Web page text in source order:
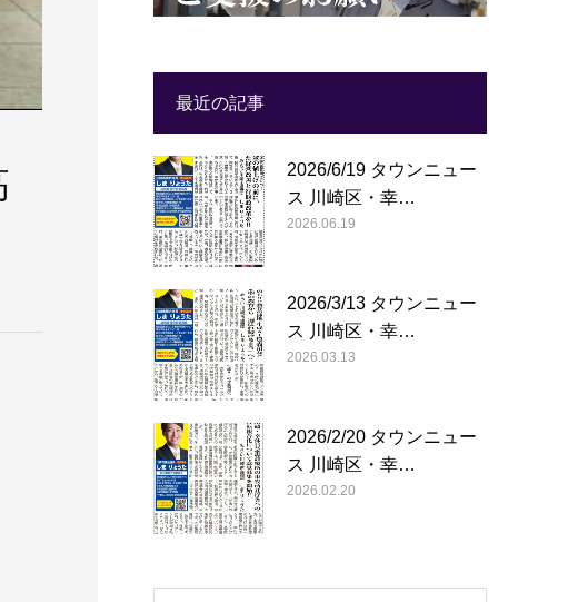
最近の記事
2026/6/19 タウンニュー
ス 川崎区・幸…
2026.06.19
2026/3/13 タウンニュー
ス 川崎区・幸…
2026.03.13
2026/2/20 タウンニュー
ス 川崎区・幸…
2026.02.20